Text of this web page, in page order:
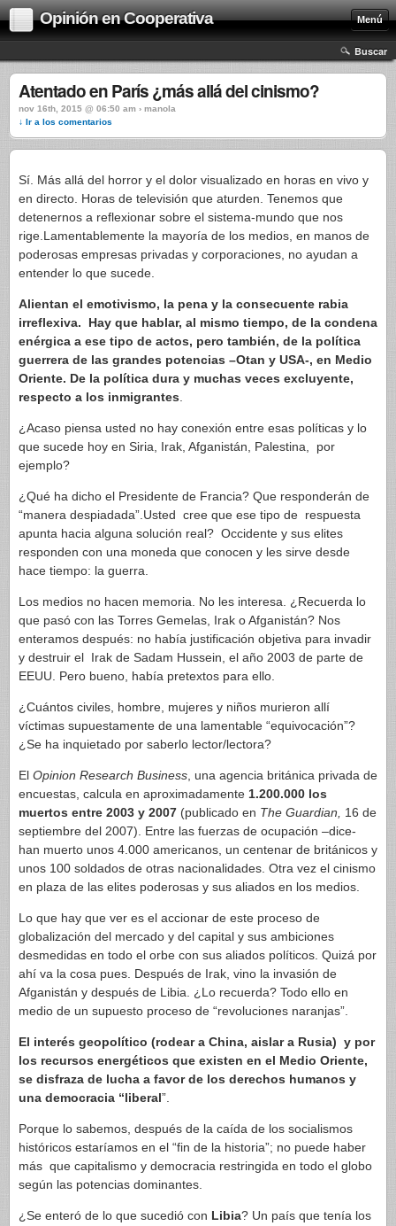
Opinión en Cooperativa Menú
Buscar
Atentado en París ¿más allá del cinismo?
nov 16th, 2015 @ 06:50 am › manola
↓ Ir a los comentarios
Sí. Más allá del horror y el dolor visualizado en horas en vivo y
en directo. Horas de televisión que aturden. Tenemos que
detenernos a reflexionar sobre el sistema-mundo que nos
rige.Lamentablemente la mayoría de los medios, en manos de
poderosas empresas privadas y corporaciones, no ayudan a
entender lo que sucede.
Alientan el emotivismo, la pena y la consecuente rabia
irreflexiva. Hay que hablar, al mismo tiempo, de la condena
enérgica a ese tipo de actos, pero también, de la política
guerrera de las grandes potencias –Otan y USA-, en Medio
Oriente. De la política dura y muchas veces excluyente,
respecto a los inmigrantes
¿Acaso piensa usted no hay conexión entre esas políticas y lo
que sucede hoy en Siria, Irak, Afganistán, Palestina, por
ejemplo?
¿Qué ha dicho el Presidente de Francia? Que responderán de
“manera despiadada”.Usted cree que ese tipo de respuesta
apunta hacia alguna solución real? Occidente y sus elites
responden con una moneda que conocen y les sirve desde
hace tiempo: la guerra.
Los medios no hacen memoria. No les interesa. ¿Recuerda lo
que pasó con las Torres Gemelas, Irak o Afganistán? Nos
enteramos después: no había justificación objetiva para invadir
y destruir el Irak de Sadam Hussein, el año 2003 de parte de
EEUU. Pero bueno, había pretextos para ello.
¿Cuántos civiles, hombre, mujeres y niños murieron allí
víctimas supuestamente de una lamentable “equivocación”?
¿Se ha inquietado por saberlo lector/lectora?
El Opinion Research Business , una agencia británica privada de
encuestas, calcula en aproximadamente 1.200.000 los
muertos entre 2003 y 2007 (publicado en The Guardian, 16 de
septiembre del 2007). Entre las fuerzas de ocupación –dice-
han muerto unos 4.000 americanos, un centenar de británicos y
unos 100 soldados de otras nacionalidades. Otra vez el cinismo
en plaza de las elites poderosas y sus aliados en los medios.
Lo que hay que ver es el accionar de este proceso de
globalización del mercado y del capital y sus ambiciones
desmedidas en todo el orbe con sus aliados políticos. Quizá por
ahí va la cosa pues. Después de Irak, vino la invasión de
Afganistán y después de Libia. ¿Lo recuerda? Todo ello en
medio de un supuesto proceso de “revoluciones naranjas”.
El interés geopolítico (rodear a China, aislar a Rusia) y por
los recursos energéticos que existen en el Medio Oriente,
se disfraza de lucha a favor de los derechos humanos y
una democracia “liberal”.
Porque lo sabemos, después de la caída de los socialismos
históricos estaríamos en el “fin de la historia”; no puede haber
más que capitalismo y democracia restringida en todo el globo
según las potencias dominantes.
¿Se enteró de lo que sucedió con Libia? Un país que tenía los